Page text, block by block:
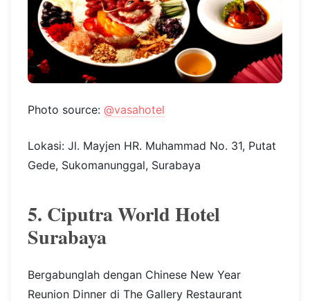
Photo source: @vasahotel
Lokasi: Jl. Mayjen HR. Muhammad No. 31, Putat
Gede, Sukomanunggal, Surabaya
5. Ciputra World Hotel
Surabaya
Bergabunglah dengan Chinese New Year
Reunion Dinner di The Gallery Restaurant